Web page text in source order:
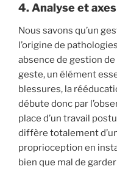
4. Analyse et
Nous savons qu’un
l’origine de
absence de gestion de
geste, un élément
blessures, la
débute donc par
place d’un travail
diffère totalement
proprioception en
bien que mal de